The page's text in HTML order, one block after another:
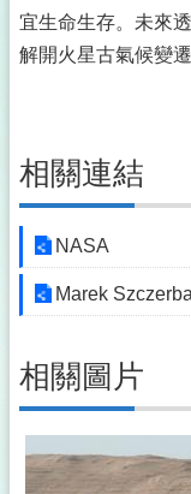
宜生命生存。未來
解開火星古氣候變
相關連結
NASA
Marek
相關圖片